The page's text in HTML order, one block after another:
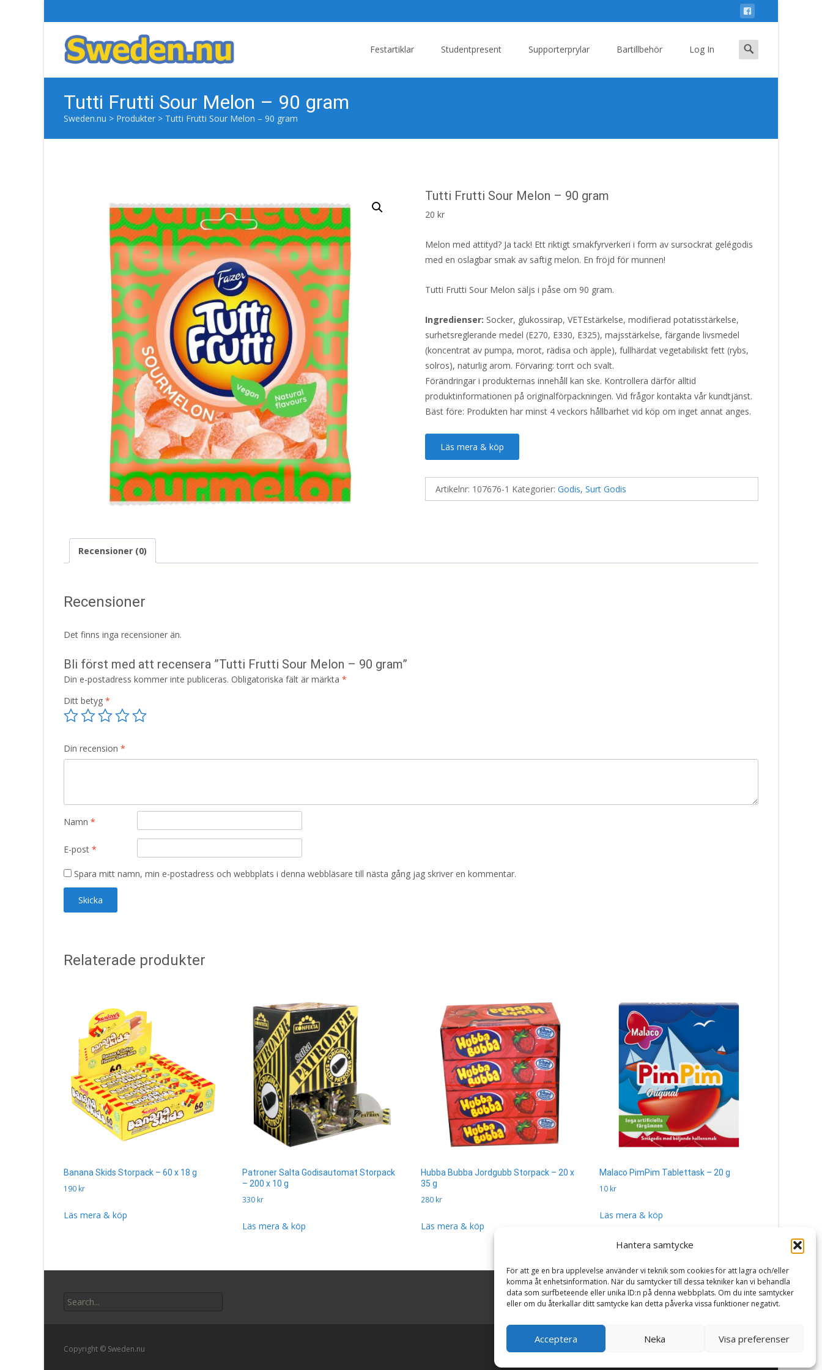
Hantera samtycke
För att ge en bra upplevelse använder vi teknik som cookies för att lagra och/eller
komma åt enhetsinformation. När du samtycker till dessa tekniker kan vi behandla
data som surfbeteende eller unika ID:n på denna webbplats. Om du inte samtycker
eller om du återkallar ditt samtycke kan detta påverka vissa funktioner negativt.
Acceptera Neka Visa preferenser
Festartiklar Studentpresent Supporterprylar Bartillbehör Log In
Search
for:
Tutti Frutti Sour Melon – 90 gram
Sweden.nu > Produkter > Tutti Frutti Sour Melon – 90 gram
Tutti Frutti Sour Melon – 90 gram
20 kr
Melon med attityd? Ja tack! Ett riktigt smakfyrverkeri i form av sursockrat gelégodis
med en oslagbar smak av saftig melon. En fröjd för munnen!
Tutti Frutti Sour Melon säljs i påse om 90 gram.
Ingredienser: Socker, glukossirap, VETEstärkelse, modifierad potatisstärkelse,
surhetsreglerande medel (E270, E330, E325), majsstärkelse, färgande livsmedel
(koncentrat av pumpa, morot, rädisa och äpple), fullhärdat vegetabiliskt fett (rybs,
solros), naturlig arom. Förvaring: torrt och svalt.
Förändringar i produkternas innehåll kan ske. Kontrollera därför alltid
produktinformationen på originalförpackningen. Vid frågor kontakta vår kundtjänst.
Bäst före: Produkten har minst 4 veckors hållbarhet vid köp om inget annat anges.
Läs mera & köp
Artikelnr: 107676-1 Kategorier: Godis, Surt Godis
Recensioner (0)
Recensioner
Det finns inga recensioner än.
Bli först med att recensera ”Tutti Frutti Sour Melon – 90 gram”
Din e-postadress kommer inte publiceras. Obligatoriska fält är märkta *
Ditt betyg *
Din recension *
Namn *
E-post *
Spara mitt namn, min e-postadress och webbplats i denna webbläsare till nästa gång jag skriver en kommentar.
Relaterade produkter
Banana Skids Storpack – 60 x 18 g
190 kr
Läs mera & köp
Patroner Salta Godisautomat Storpack
– 200 x 10 g
330 kr
Läs mera & köp
Hubba Bubba Jordgubb Storpack – 20 x
35 g
280 kr
Läs mera & köp
Malaco PimPim Tablettask – 20 g
10 kr
Läs mera & köp
Läs mera
for:
Copyright © Sweden.nu Powered by WordPress